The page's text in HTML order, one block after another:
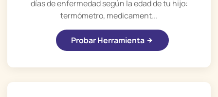
días de enfermedad según la edad de tu hijo:
termómetro, medicament...
Probar Herramienta